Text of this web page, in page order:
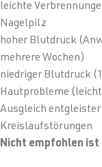
leichte
Nagelpilz
hoher Blutdruck
mehrere Wochen)
niedriger Blutdruck
Hautprobleme
Ausgleich
Kreislaufstörungen
Nicht empfohlen ist